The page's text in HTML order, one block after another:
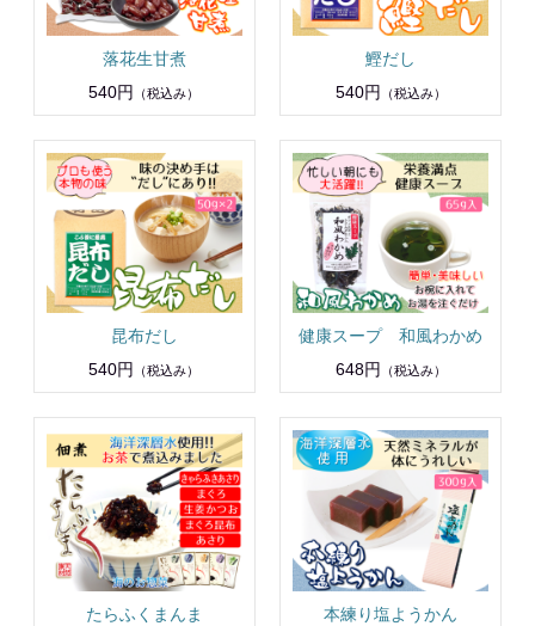
落花生甘煮
540円
（税込み）
鰹だし
540円
（税込み）
昆布だし
540円
（税込み）
健康スープ 和風わかめ
648円
（税込み）
たらふくまんま
本練り塩ようかん